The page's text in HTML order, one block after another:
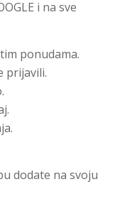
i na sve
ponudama.
prijavili.
dodate na svoju